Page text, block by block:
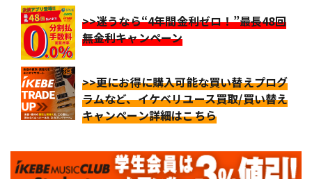
>>迷うなら“4年間金利ゼロ！”最長48回
無金利キャンペーン
>>更にお得に購入可能な買い替えプログ
ラムなど、イケベリユース買取/買い替え
キャンペーン詳細はこちら